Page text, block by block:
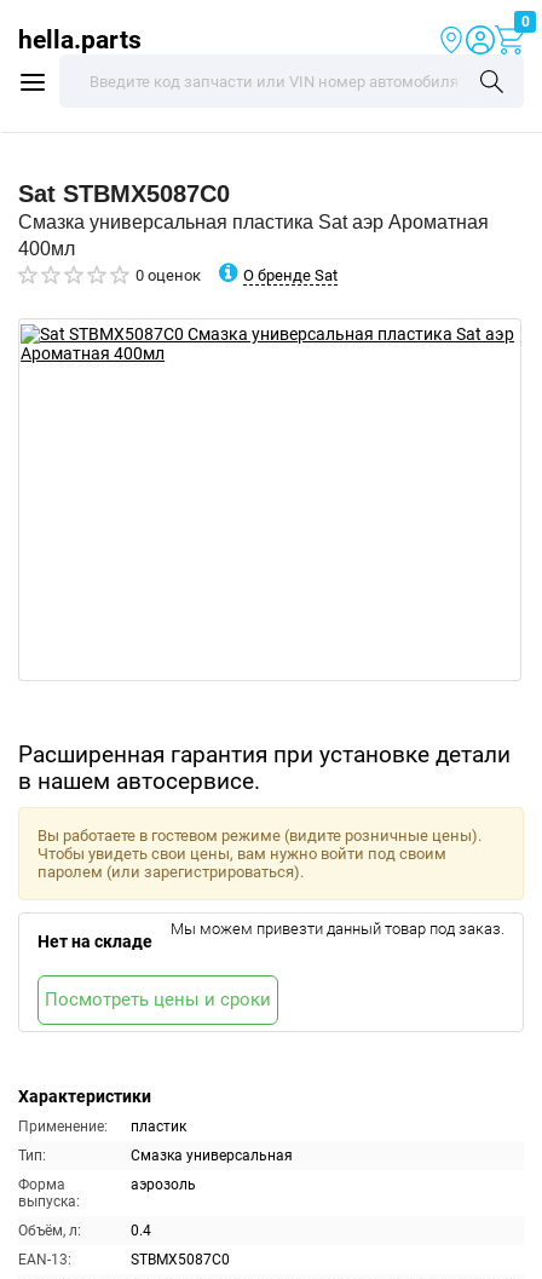
hella.parts
0
Sat STBMX5087C0
Смазка универсальная пластика Sat аэр Ароматная
400мл
0 оценок О бренде Sat
Расширенная гарантия при установке детали
в нашем автосервисе.
Характеристики
Применение:
пластик
Тип:
Смазка универсальная
Форма
выпуска:
аэрозоль
Объём, л:
0.4
EAN-13:
STBMX5087C0
Вы работаете в гостевом режиме (видите розничные цены).
Чтобы увидеть свои цены, вам нужно войти под своим
паролем (или зарегистрироваться).
Нет на складе
Мы можем привезти данный товар под заказ.
Посмотреть цены и сроки